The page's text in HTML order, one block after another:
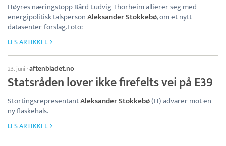
Høyres næringstopp Bård Ludvig Thorheim allierer seg med
energipolitisk talspersonAleksander Stokkebø, om et nytt
datasenter-forslag.Foto:
LES ARTIKKEL
23. juni ·aftenbladet.no
Statsråden lover ikke firefelts vei på E39
StortingsrepresentantAleksander Stokkebø(H) advarer mot en
ny flaskehals.
LES ARTIKKEL